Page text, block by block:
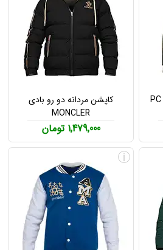
کاپشن مردانه دو رو بادی
MONCLER
1,479,000 تومان
i